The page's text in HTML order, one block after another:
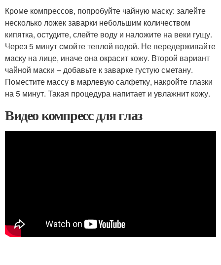
Кроме компрессов, попробуйте чайную маску: залейте
несколько ложек заварки небольшим количеством
кипятка, остудите, слейте воду и наложите на веки гущу.
Через 5 минут смойте теплой водой. Не передерживайте
маску на лице, иначе она окрасит кожу. Второй вариант
чайной маски – добавьте к заварке густую сметану.
Поместите массу в марлевую салфетку, накройте глазки
на 5 минут. Такая процедура напитает и увлажнит кожу.
Видео компресс для глаз